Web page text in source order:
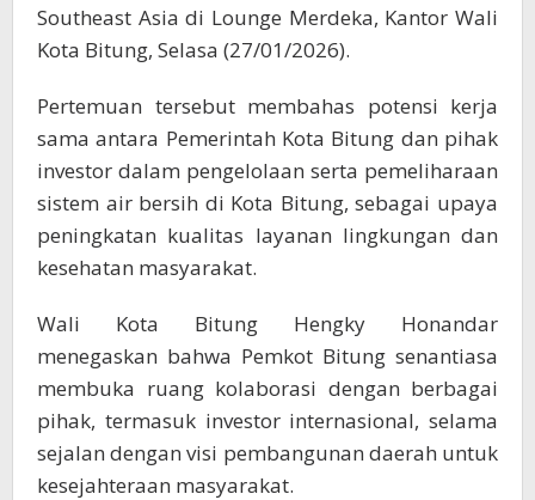
Southeast Asia di Lounge Merdeka, Kantor Wali
Kota Bitung, Selasa (27/01/2026).
Pertemuan tersebut membahas potensi kerja
sama antara Pemerintah Kota Bitung dan pihak
investor dalam pengelolaan serta pemeliharaan
sistem air bersih di Kota Bitung, sebagai upaya
peningkatan kualitas layanan lingkungan dan
kesehatan masyarakat.
Wali Kota Bitung Hengky Honandar
menegaskan bahwa Pemkot Bitung senantiasa
membuka ruang kolaborasi dengan berbagai
pihak, termasuk investor internasional, selama
sejalan dengan visi pembangunan daerah untuk
kesejahteraan masyarakat.